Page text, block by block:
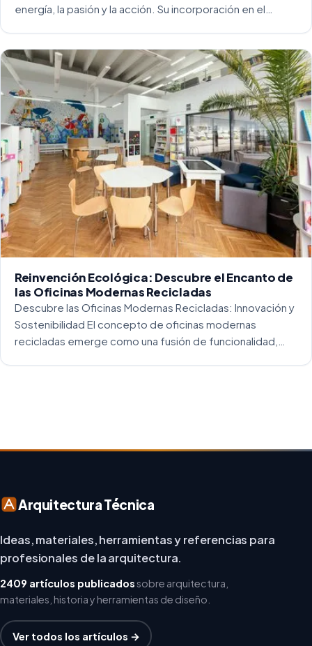
energía, la pasión y la acción. Su incorporación en el
Reinvención Ecológica: Descubre el Encanto de
las Oficinas Modernas Recicladas
Descubre las Oficinas Modernas Recicladas: Innovación y
Sostenibilidad El concepto de oficinas modernas
recicladas emerge como una fusión de funcionalidad,
Arquitectura Técnica
Ideas, materiales, herramientas y referencias para
profesionales de la arquitectura.
2409 artículos publicadossobre arquitectura,
materiales, historia y herramientas de diseño.
Ver todos los artículos →